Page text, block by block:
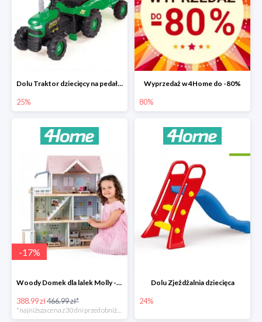
Dolu Traktor dziecięcy na pedały z przyczepką -25%
25%
Wyprzedaż w 4Home do -80%
80%
-17%
Woody Domek dla lalek Molly -78zł
388.99 zł466.99 zł*
Dolu Zjeżdżalnia dziecięca
24%